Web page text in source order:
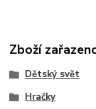
Zboží
Dětský svět
Hračky